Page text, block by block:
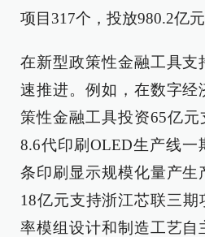
项目317个，投放980.2亿元
在新型政策性金融工具支
速推进。例如，在数字经
策性金融工具投资65亿
8.6代印刷OLED生产线
条印刷显示规模化量产生
18亿元支持浙江芯联三
率模组设计和制造工艺自